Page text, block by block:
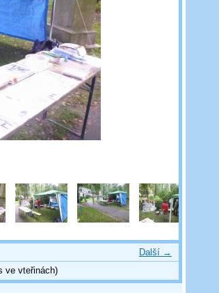
Další →
ve vteřinách)